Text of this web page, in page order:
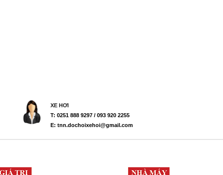
XE HƠI
T: 0251 888 9297 / 093 920 2255
E: tnn.dochoixehoi@gmail.com